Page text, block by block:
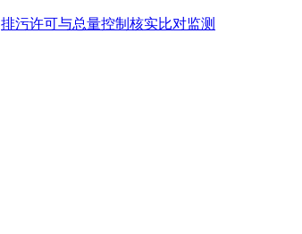
排污许可与总量控制核实比对监测